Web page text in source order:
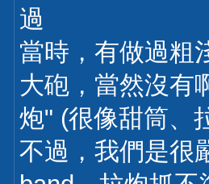
過
當時，有做過粗
大砲，當然沒有
炮" (很像甜筒、
不過，我們是很